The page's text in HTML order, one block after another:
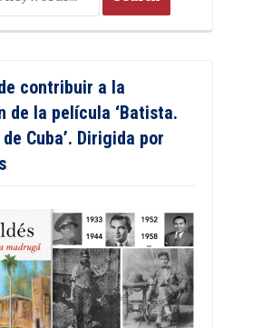
contribuir a la
de la película ‘Batista.
Cuba’. Dirigida por